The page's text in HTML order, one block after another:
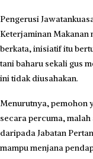
Pengerusi
Keterjaminan Makanan
berkata, inisiatif itu
tani baharu sekali gus
ini tidak diusahakan.
Menurutnya, pemohon
secara percuma,
daripada Jabatan
mampu menjana